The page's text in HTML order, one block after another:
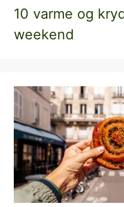
10 varme og
weekend